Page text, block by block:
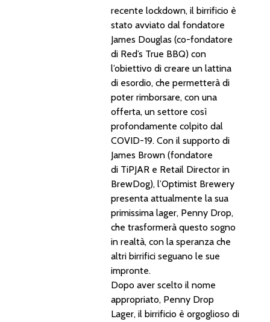
recente lockdown, il birrificio è
stato avviato dal fondatore
James Douglas (co-fondatore
di Red’s True BBQ) con
l’obiettivo di creare un lattina
di esordio, che permetterà di
poter rimborsare, con una
offerta, un settore così
profondamente colpito dal
COVID-19. Con il supporto di
James Brown (fondatore
di TiPJAR e Retail Director in
BrewDog), l’Optimist Brewery
presenta attualmente la sua
primissima lager, Penny Drop,
che trasformerà questo sogno
in realtà, con la speranza che
altri birrifici seguano le sue
impronte.
Dopo aver scelto il nome
appropriato, Penny Drop
Lager, il birrificio è orgoglioso di